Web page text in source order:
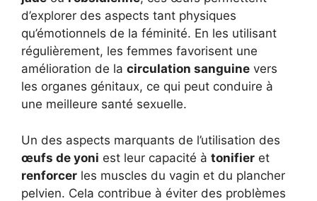
d’explorer des aspects tant physiques
qu’émotionnels de la féminité. En les utilisant
régulièrement, les femmes favorisent une
amélioration de la circulation sanguine vers
les organes génitaux, ce qui peut conduire à
une meilleure santé sexuelle.
Un des aspects marquants de l’utilisation des
œufs de yoni est leur capacité à tonifier et
renforcer les muscles du vagin et du plancher
pelvien. Cela contribue à éviter des problèmes